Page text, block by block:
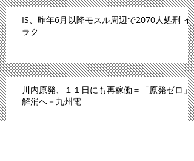
IS、昨年6月以降モスル周辺で2070人処刑 イ
ラク
川内原発、１１日にも再稼働＝「原発ゼロ」
解消へ－九州電